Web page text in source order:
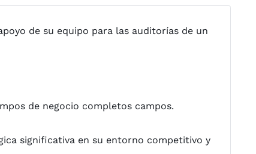
de su equipo para las auditorías de un
de negocio completos campos.
significativa en su entorno competitivo y